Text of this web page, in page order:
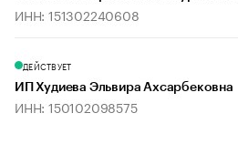
ИНН: 151302240608
ДЕЙСТВУЕТ
ИП Худиева Эльвира Ахсарбековна
ИНН: 150102098575